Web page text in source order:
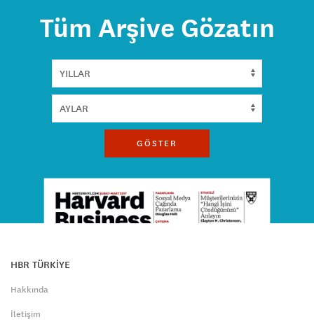
Tüm Arşive Gözatın
GÖSTER
HBR TÜRKİYE
Hakkında
İletişim